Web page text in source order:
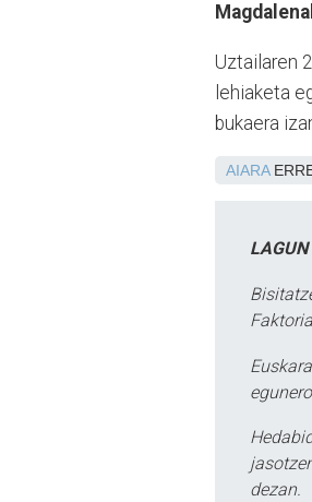
Uztailaren
lehiaketa
bukaera
AIARA
dezan.